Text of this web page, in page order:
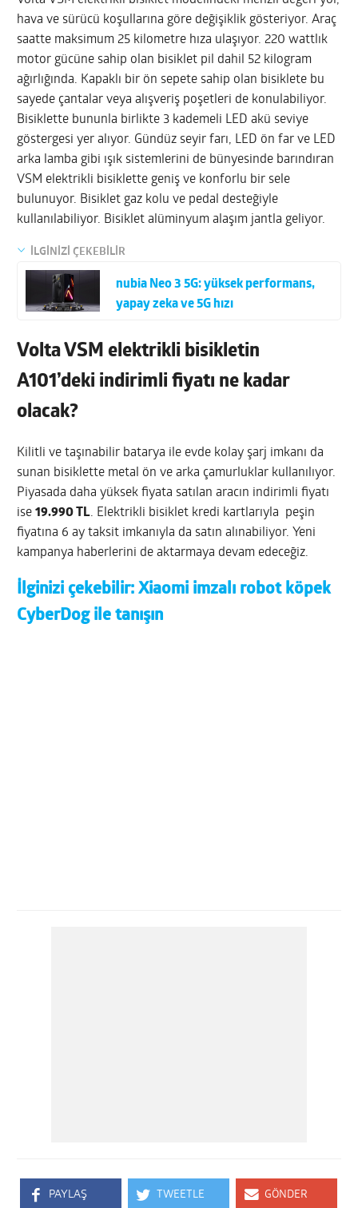
hava ve sürücü koşullarına göre değişiklik gösteriyor. Araç
saatte maksimum 25 kilometre hıza ulaşıyor. 220 wattlık
motor gücüne sahip olan bisiklet pil dahil 52 kilogram
ağırlığında. Kapaklı bir ön sepete sahip olan bisiklete bu
sayede çantalar veya alışveriş poşetleri de konulabiliyor.
Bisiklette bununla birlikte 3 kademeli LED akü seviye
göstergesi yer alıyor. Gündüz seyir farı, LED ön far ve LED
arka lamba gibi ışık sistemlerini de bünyesinde barındıran
VSM elektrikli bisiklette geniş ve konforlu bir sele
bulunuyor. Bisiklet gaz kolu ve pedal desteğiyle
kullanılabiliyor. Bisiklet alüminyum alaşım jantla geliyor.
İLGİNİZİ ÇEKEBİLİR
nubia Neo 3 5G: yüksek performans,
yapay zeka ve 5G hızı
Volta VSM elektrikli bisikletin
A101’deki indirimli fiyatı ne kadar
olacak?
Kilitli ve taşınabilir batarya ile evde kolay şarj imkanı da
sunan bisiklette metal ön ve arka çamurluklar kullanılıyor.
Piyasada daha yüksek fiyata satılan aracın indirimli fiyatı
ise19.990 TL. Elektrikli bisiklet kredi kartlarıyla peşin
fiyatına 6 ay taksit imkanıyla da satın alınabiliyor. Yeni
kampanya haberlerini de aktarmaya devam edeceğiz.
İlginizi çekebilir:Xiaomi imzalı robot köpek
CyberDog ile tanışın
PAYLAŞ TWEETLE GÖNDER